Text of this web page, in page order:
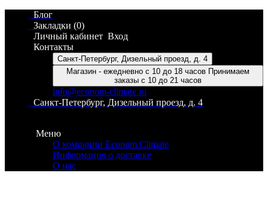
Блог
Закладки (0)
Личный кабинет Вход
Контакты
Санкт-Петербург, Дизельный проезд, д. 4
Магазин - ежедневно с 10 до 18 часов Принимаем
заказы с 10 до 21 часов
info@econom-climate.ru
Санкт-Петербург, Дизельный проезд, д. 4
Меню
О компании Econom Climate
Информация о доставке
О нас